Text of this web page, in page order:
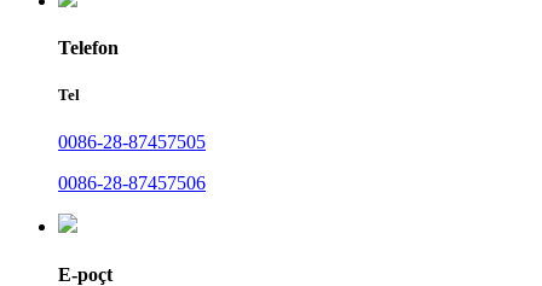
Telefon
Tel
0086-28-87457505
0086-28-87457506
E-poçt